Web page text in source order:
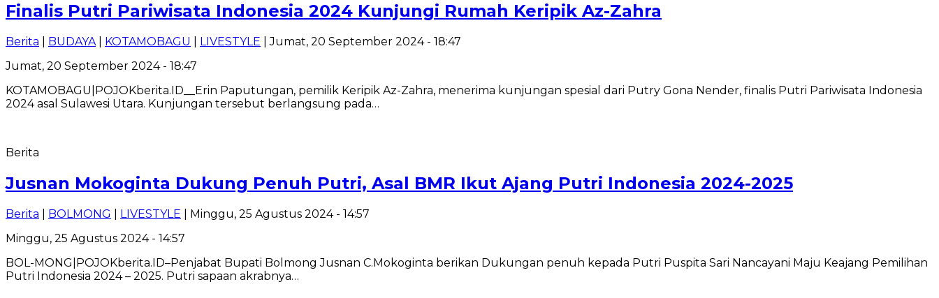
Finalis Putri Pariwisata Indonesia 2024 Kunjungi Rumah Keripik Az-Zahra
Berita BUDAYA| KOTAMOBAGU LIVESTYLE | Jumat, 20 September 2024 - 18:47
Jumat, 20 September 2024 - 18:47
KOTAMOBAGU|POJOKberita.ID__Erin Paputungan, pemilik Keripik Az-Zahra, menerima kunjungan spesial dari Putry Gona Nender, finalis Putri Pariwisata Indonesia
2024 asal Sulawesi Utara. Kunjungan tersebut berlangsung pada…
Berita
Jusnan Mokoginta Dukung Penuh Putri, Asal BMR Ikut Ajang Putri Indonesia 2024-2025
Berita BOLMONG LIVESTYLE | Minggu, 25 Agustus 2024 - 14:57
Minggu, 25 Agustus 2024 - 14:57
BOL-MONG|POJOKberita.ID–Penjabat Bupati Bolmong Jusnan C.Mokoginta berikan Dukungan penuh kepada Putri Puspita Sari Nancayani Maju Keajang Pemilihan
Putri Indonesia 2024 – 2025. Putri sapaan akrabnya…